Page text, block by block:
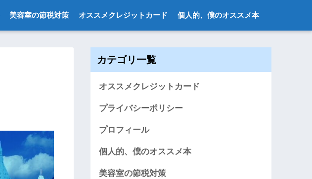
美容室の節税対策 オススメクレジットカード 個人的、僕のオススメ本
カテゴリ一覧
オススメクレジットカード
プライバシーポリシー
プロフィール
個人的、僕のオススメ本
美容室の節税対策